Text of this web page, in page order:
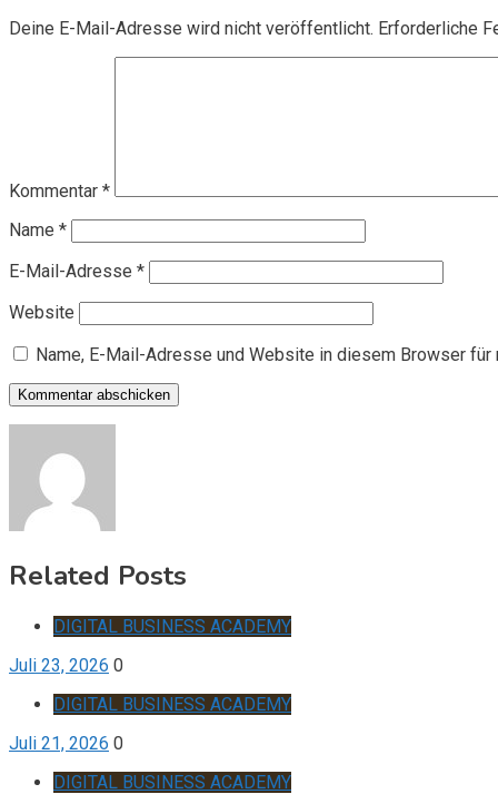
Deine E-Mail-Adresse wird nicht veröffentlicht. Erforderliche
Kommentar *
Name *
E-Mail-Adresse *
Website
Name, E-Mail-Adresse und Website in diesem Browser
Related Posts
DIGITAL BUSINESS ACADEMY
Juli 23, 2026 0
DIGITAL BUSINESS ACADEMY
Juli 21, 2026 0
DIGITAL BUSINESS ACADEMY